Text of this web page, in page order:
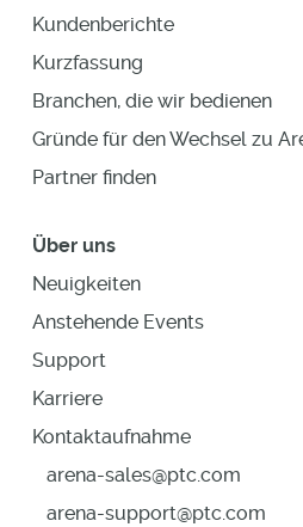
Kundenberichte
Kurzfassung
Branchen, die wir bedienen
Gründe für den Wechsel zu
Partner finden
Über uns
Neuigkeiten
Anstehende Events
Support
Karriere
Kontaktaufnahme
arena-sales@ptc.com
arena-support@ptc.com